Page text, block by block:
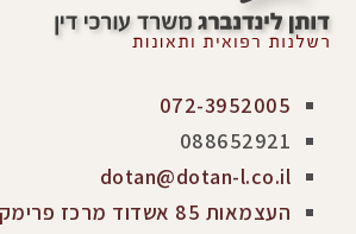
072-3952005
088652921
dotan@dotan-l.co.il
העצמאות 85 אשדוד מרכז פרימק